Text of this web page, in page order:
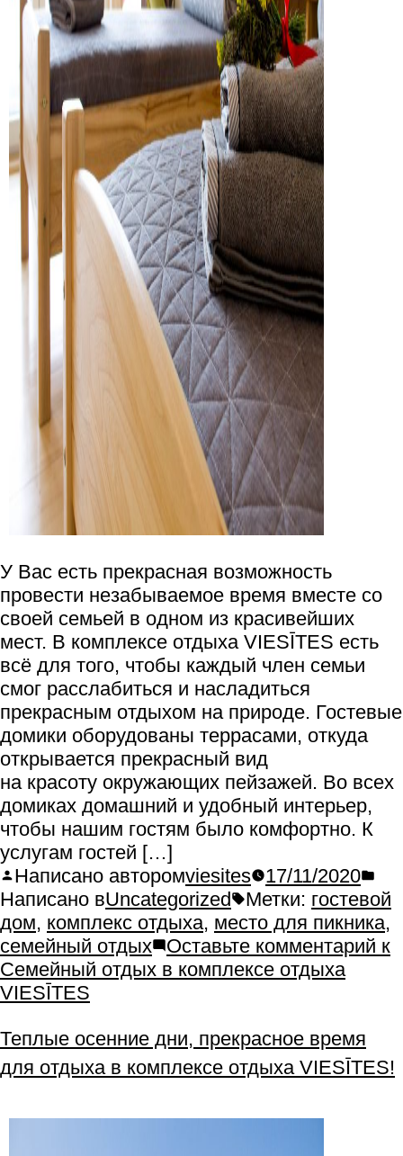
У Вас есть прекрасная возможность
провести незабываемое время вместе со
своей семьей в одном из красивейших
мест. В комплексе отдыха VIESĪTES есть
всё для того, чтобы каждый член семьи
смог расслабиться и насладиться
прекрасным отдыхом на природе. Гостевые
домики оборудованы террасами, откуда
открывается прекрасный вид
на красоту окружающих пейзажей. Во всех
домиках домашний и удобный интерьер,
чтобы нашим гостям было комфортно. К
услугам гостей […]
Написано авторомviesites
17/11/2020
Написано вUncategorized Метки: гостевой
дом, комплекс отдыха, место для пикника,
семейный отдых
Оставьте комментарий к
Семейный отдых в комплексе отдыха
VIESĪTES
Теплые осенние дни, прекрасное время
для отдыха в комплексе отдыха VIESĪTES!